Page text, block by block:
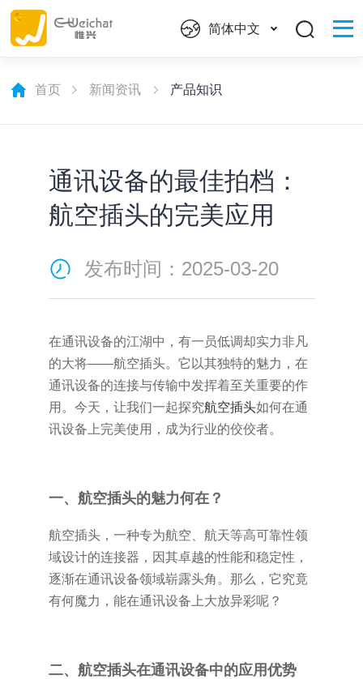
简体中文
首页 新闻资讯 产品知识
通讯设备的最佳拍档：
航空插头的完美应用
发布时间：2025-03-20
在通讯设备的江湖中，有一员低调却实力非凡
的大将——航空插头。它以其独特的魅力，在
通讯设备的连接与传输中发挥着至关重要的作
用。今天，让我们一起探究航空插头如何在通
讯设备上完美使用，成为行业的佼佼者。
一、航空插头的魅力何在？
航空插头，一种专为航空、航天等高可靠性领
域设计的连接器，因其卓越的性能和稳定性，
逐渐在通讯设备领域崭露头角。那么，它究竟
有何魔力，能在通讯设备上大放异彩呢？
二、航空插头在通讯设备中的应用优势